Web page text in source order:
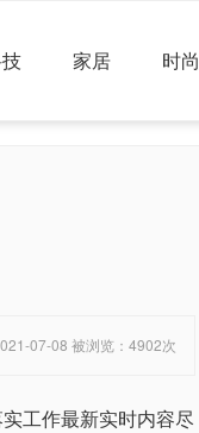
家居 时尚
07-08 被浏览：4902次
工作最新实时内容尽